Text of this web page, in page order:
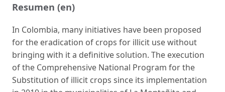
Resumen (en)
In Colombia, many initiatives have been proposed
for the eradication of crops for illicit use without
bringing with it a definitive solution. The execution
of the Comprehensive National Program for the
Substitution of illicit crops since its implementation